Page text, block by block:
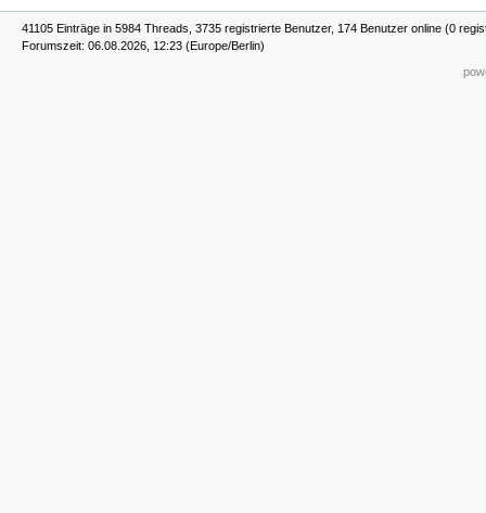
41105 Einträge in 5984 Threads, 3735 registrierte Benutzer, 174 Benutzer online (0
Forumszeit: 06.08.2026, 12:23 (Europe/Berlin)